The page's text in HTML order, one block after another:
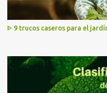
ᐈ 9 trucos caseros para el